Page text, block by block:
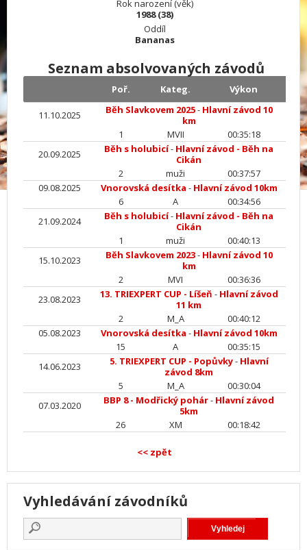
Rok narození (věk)
1988 (38)
Oddíl
Bananas
Seznam absolvovaných závodů
Poř. Kateg. Výkon
11.10.2025 Běh Slavkovem 2025- Hlavní závod 10
km
1
MVII
00:35:18
20.09.2025
Běh s holubicí- Hlavní závod - Běh na
Cikán
2
muži
00:37:57
09.08.2025
Vnorovská desítka - Hlavní závod 10km
6
A
00:34:56
21.09.2024
Běh s holubicí- Hlavní závod - Běh na
Cikán
1
muži
00:40:13
15.10.2023
Běh Slavkovem 2023- Hlavní závod 10
km
2
MVI
00:36:36
23.08.2023
13. TRIEXPERT CUP - Líšeň - Hlavní závod
11 km
2
M_A
00:40:12
05.08.2023
Vnorovská desítka - Hlavní závod 10km
15
A
00:35:15
14.06.2023
5. TRIEXPERT CUP - Popůvky- Hlavní
závod 8km
5
M_A
00:30:04
07.03.2020
BBP 8 - Modřický pohár- Hlavní závod
5km
26
XM 00:18:42
<< zpět
Vyhledávání závodníků